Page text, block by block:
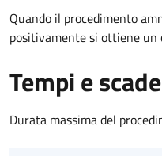
Quando il procedimento
positivamente si ottiene un
Tempi e
Durata massima del